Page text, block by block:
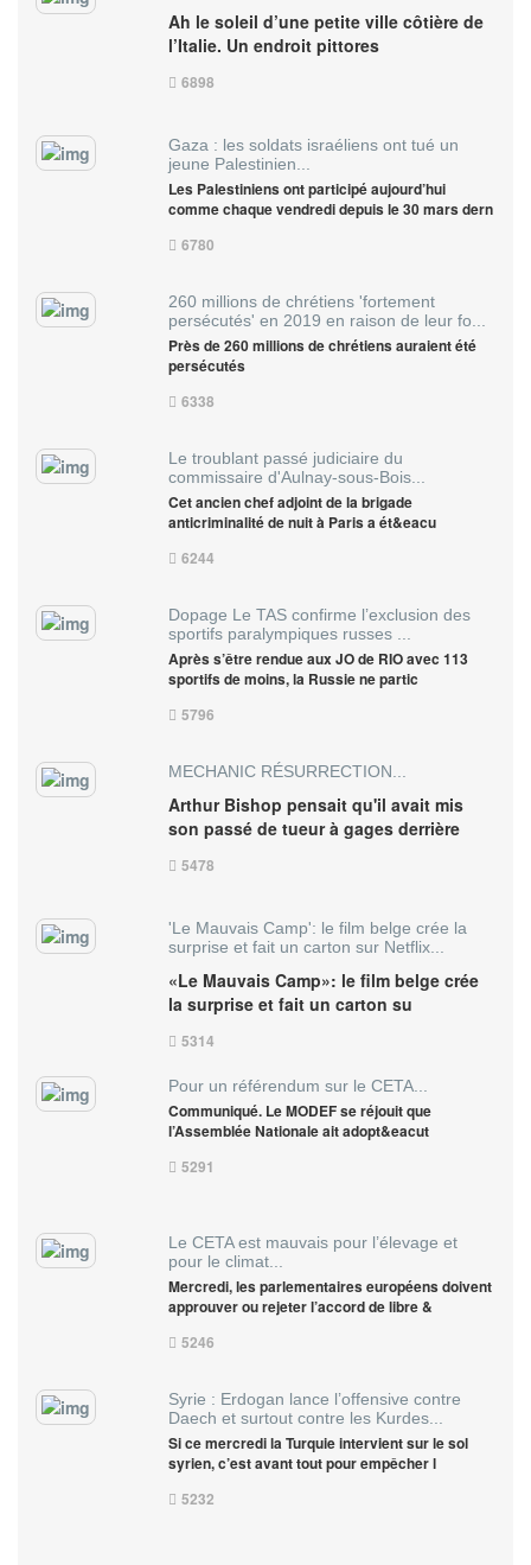
Ah le soleil d’une petite ville côtière de
l’Italie. Un endroit pittores
6898
Gaza : les soldats israéliens ont tué un
jeune Palestinien...
Les Palestiniens ont participé aujourd’hui
comme chaque vendredi depuis le 30 mars dern
6780
260 millions de chrétiens 'fortement
persécutés' en 2019 en raison de leur fo...
Près de 260 millions de chrétiens auraient été
persécutés
6338
Le troublant passé judiciaire du
commissaire d'Aulnay-sous-Bois...
Cet ancien chef adjoint de la brigade
anticriminalité de nuit à Paris a ét&eacu
6244
Dopage Le TAS confirme l’exclusion des
sportifs paralympiques russes ...
Après s’être rendue aux JO de RIO avec 113
sportifs de moins, la Russie ne partic
5796
MECHANIC RÉSURRECTION...
Arthur Bishop pensait qu'il avait mis
son passé de tueur à gages derrière
5478
'Le Mauvais Camp': le film belge crée la
surprise et fait un carton sur Netflix...
«Le Mauvais Camp»: le film belge crée
la surprise et fait un carton su
5314
Pour un référendum sur le CETA...
Communiqué. Le MODEF se réjouit que
l’Assemblée Nationale ait adopt&eacut
5291
Le CETA est mauvais pour l’élevage et
pour le climat...
Mercredi, les parlementaires européens doivent
approuver ou rejeter l’accord de libre &
5246
Syrie : Erdogan lance l’offensive contre
Daech et surtout contre les Kurdes...
Si ce mercredi la Turquie intervient sur le sol
syrien, c’est avant tout pour empêcher l
5232